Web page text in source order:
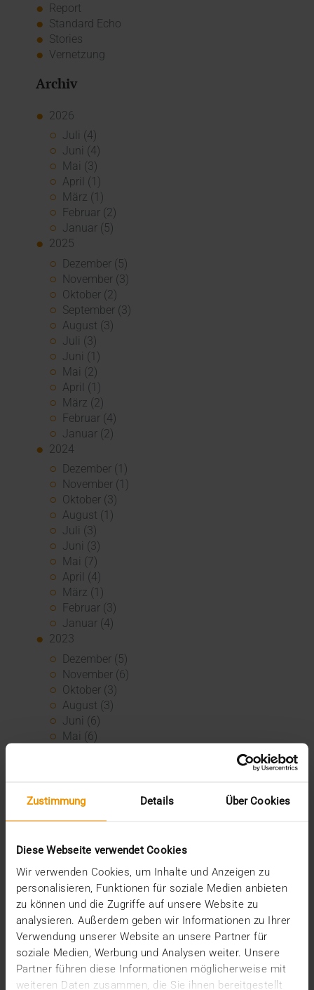
Zustimmung Details Über Cookies
Diese Webseite verwendet Cookies
Wir verwenden Cookies, um Inhalte und Anzeigen zu
personalisieren, Funktionen für soziale Medien anbieten
zu können und die Zugriffe auf unsere Website zu
analysieren. Außerdem geben wir Informationen zu Ihrer
Verwendung unserer Website an unsere Partner für
soziale Medien, Werbung und Analysen weiter. Unsere
Partner führen diese Informationen möglicherweise mit
weiteren Daten zusammen, die Sie ihnen bereitgestellt
Report
Standard Echo
Stories
Vernetzung
Archiv
2026
Juli (4)
Juni (4)
Mai (3)
April (1)
März (1)
Februar (2)
Januar (5)
2025
Dezember (5)
November (3)
Oktober (2)
September (3)
August (3)
Juli (3)
Juni (1)
Mai (2)
April (1)
März (2)
Februar (4)
Januar (2)
2024
Dezember (1)
November (1)
Oktober (3)
August (1)
Juli (3)
Juni (3)
Mai (7)
April (4)
März (1)
Februar (3)
Januar (4)
2023
Dezember (5)
November (6)
Oktober (3)
August (3)
Juni (6)
Mai (6)
Januar (3)
November (3)
Juli (1)
Juni (8)
Mai (9)
April (3)
März (1)
Februar (1)
Januar (4)
2021